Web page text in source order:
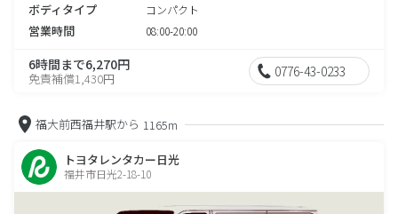
ボディタイプ コンパクト
営業時間 08:00-20:00
6時間まで6,270円
免責補償1,430円 0776-43-0233
福大前西福井駅から 1165m
トヨタレンタカー日光
福井市日光2-18-10